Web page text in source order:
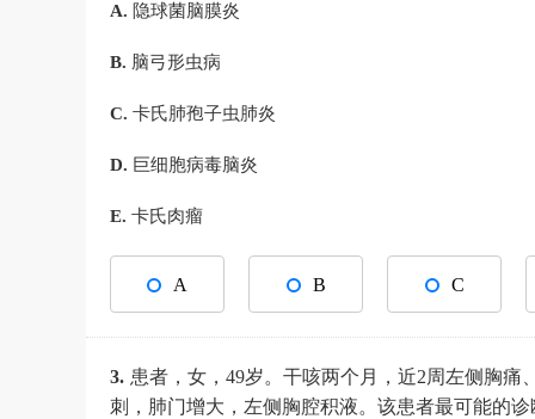
A. 隐球菌脑膜炎
B. 脑弓形虫病
C. 卡氏肺孢子虫肺炎
D. 巨细胞病毒脑炎
E. 卡氏肉瘤
A B C
3. 患者，女，49岁。干咳两个月，近2周左侧胸痛
刺，肺门增大，左侧胸腔积液。该患者最可能的